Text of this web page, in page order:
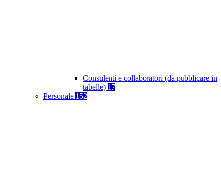
Consulenti e collaboratori (da pubblicare in
tabelle) 17
Personale 152